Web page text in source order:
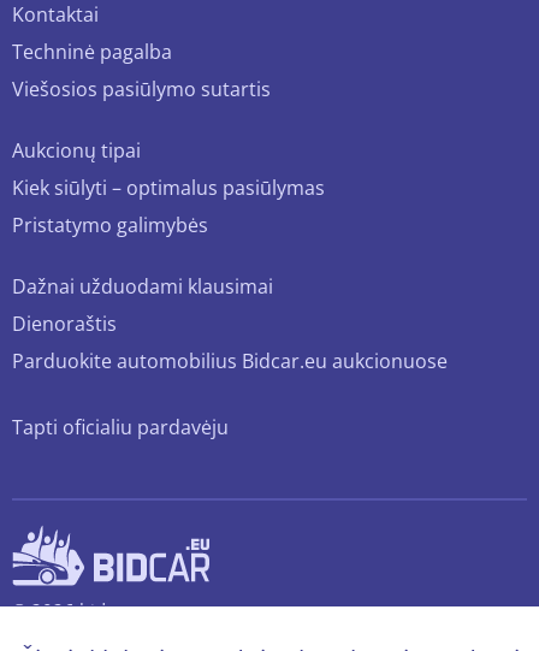
Kontaktai
Techninė pagalba
Viešosios pasiūlymo sutartis
Aukcionų tipai
Kiek siūlyti – optimalus pasiūlymas
Pristatymo galimybės
Dažnai užduodami klausimai
Dienoraštis
Parduokite automobilius Bidcar.eu aukcionuose
Tapti oficialiu pardavėju
© 2026 bidcar.eu